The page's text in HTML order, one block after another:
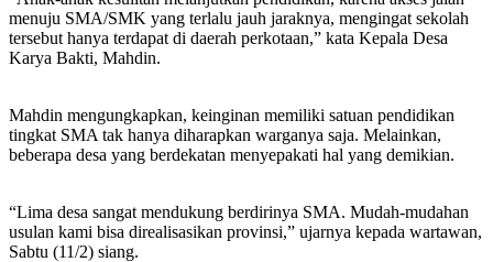
menuju SMA/SMK yang terlalu jauh jaraknya, mengingat sekolah
tersebut hanya terdapat di daerah perkotaan,” kata Kepala Desa
Karya Bakti, Mahdin.
Mahdin mengungkapkan, keinginan memiliki satuan pendidikan
tingkat SMA tak hanya diharapkan warganya saja. Melainkan,
beberapa desa yang berdekatan menyepakati hal yang demikian.
“Lima desa sangat mendukung berdirinya SMA. Mudah-mudahan
usulan kami bisa direalisasikan provinsi,” ujarnya kepada wartawan,
Sabtu (11/2) siang.